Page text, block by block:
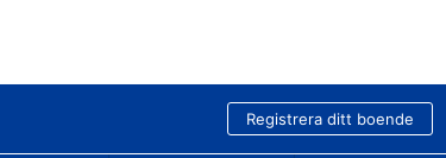
Registrera ditt boende